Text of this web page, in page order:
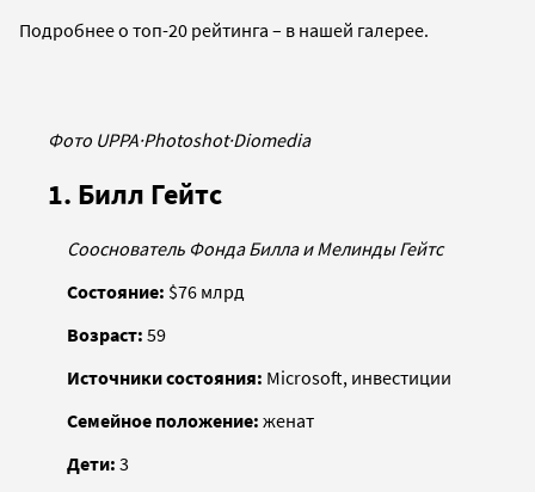
Подробнее о топ-20 рейтинга – в нашей галерее.
Фото UPPA·Photoshot·Diomedia
1. Билл Гейтс
Сооснователь Фонда Билла и Мелинды Гейтс
Состояние: $76 млрд
Возраст: 59
Источники состояния: Microsoft, инвестиции
Семейное положение: женат
Дети: 3